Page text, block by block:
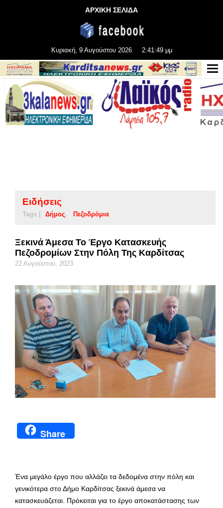
ΑΡΧΙΚΗ ΣΕΛΙΔΑ
Κυριακή, 9 Αυγούστου 2026 2:41:49 μμ
Ειδήσεις
Tags | Δήμος Πεζοδρόμια
Ξεκινά Άμεσα Το Έργο Κατασκευής
Πεζοδρομίων Στην Πόλη Της Καρδίτσας
22 Αυγούστου, 2023
Share
Ένα μεγάλο έργο που αλλάζει τα δεδομένα στην πόλη και
γενικότερα στο Δήμο Καρδίτσας ξεκινά άμεσα να
κατασκευάζεται. Πρόκειται για το έργο αποκατάστασης των